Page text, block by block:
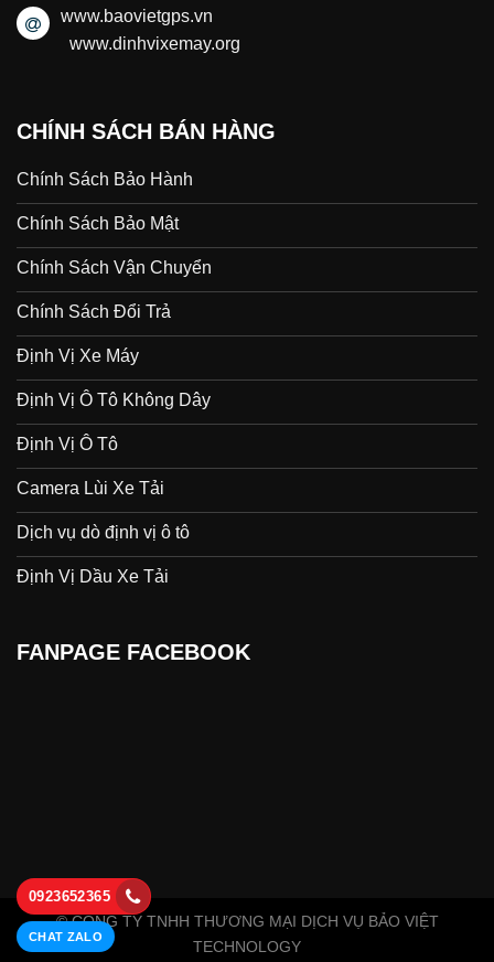
www.baovietgps.vn
www.dinhvixemay.org
CHÍNH SÁCH BÁN HÀNG
Chính Sách Bảo Hành
Chính Sách Bảo Mật
Chính Sách Vận Chuyển
Chính Sách Đổi Trả
Định Vị Xe Máy
Định Vị Ô Tô Không Dây
Định Vị Ô Tô
Camera Lùi Xe Tải
Dịch vụ dò định vị ô tô
Định Vị Dầu Xe Tải
FANPAGE FACEBOOK
© CÔNG TY TNHH THƯƠNG MẠI DỊCH VỤ BẢO VIỆT
TECHNOLOGY
0923652365
CHAT ZALO